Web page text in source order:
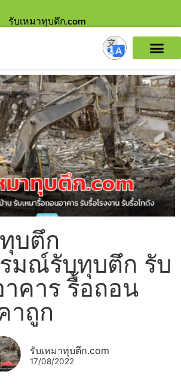
รับเหมาทุบตึก.com
บตึก
มณ์รับทุบตึก รับ
คาร รื้อถอน
าถูก
รับเหมาทุบตึก.com
17/08/2022